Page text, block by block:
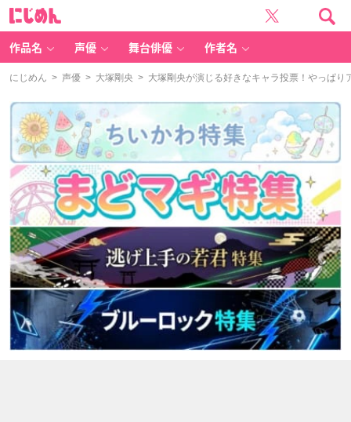
作品名 声優 舞台俳優 作者名
にじめん > 声優 > 大塚剛央 > 大塚剛央が演じる好きなキャラ投票！やっぱり